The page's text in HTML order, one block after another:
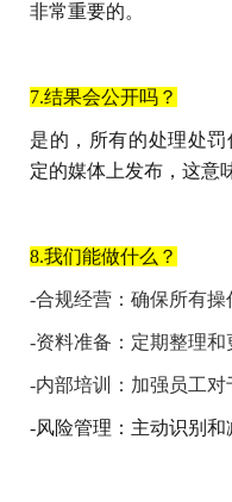
非常重要的。
7.结果会公开吗？
是的，所有的处理处
定的媒体上发布，这意
8.我们能做什么？
-合规经营：确保所有操
-资料准备：定期整理和
-内部培训：加强员工对
-风险管理：主动识别和